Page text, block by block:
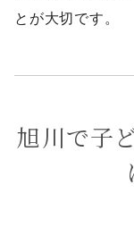
とが大切です。
旭川で子